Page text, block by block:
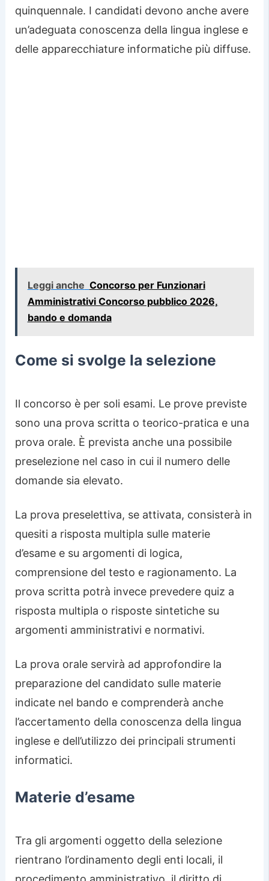
quinquennale. I candidati devono anche avere
un’adeguata conoscenza della lingua inglese e
delle apparecchiature informatiche più diffuse.
Leggi anche Concorso per Funzionari
Amministrativi Concorso pubblico 2026,
bando e domanda
Come si svolge la selezione
Il concorso è per soli esami. Le prove previste
sono una prova scritta o teorico-pratica e una
prova orale. È prevista anche una possibile
preselezione nel caso in cui il numero delle
domande sia elevato.
La prova preselettiva, se attivata, consisterà in
quesiti a risposta multipla sulle materie
d’esame e su argomenti di logica,
comprensione del testo e ragionamento. La
prova scritta potrà invece prevedere quiz a
risposta multipla o risposte sintetiche su
argomenti amministrativi e normativi.
La prova orale servirà ad approfondire la
preparazione del candidato sulle materie
indicate nel bando e comprenderà anche
l’accertamento della conoscenza della lingua
inglese e dell’utilizzo dei principali strumenti
informatici.
Materie d’esame
Tra gli argomenti oggetto della selezione
rientrano l’ordinamento degli enti locali, il